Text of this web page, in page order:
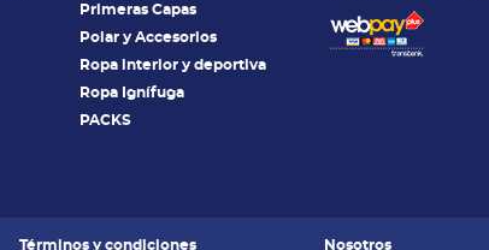
Primeras Capas
Polar y Accesorios
Ropa interior y deportiva
Ropa Ignífuga
PACKS
Términos y condiciones Nosotros